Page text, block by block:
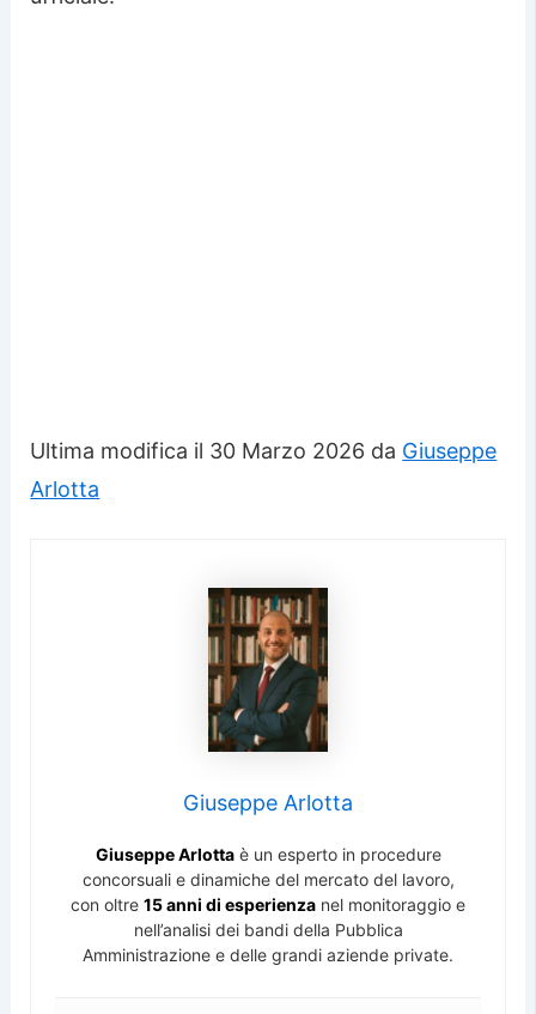
Ultima modifica il 30 Marzo 2026 da Giuseppe
Arlotta
Giuseppe Arlotta
Giuseppe Arlottaè un esperto in procedure
concorsuali e dinamiche del mercato del lavoro,
con oltre 15 anni di esperienza nel monitoraggio e
nell’analisi dei bandi della Pubblica
Amministrazione e delle grandi aziende private.